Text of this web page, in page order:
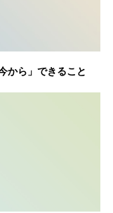
から」できること